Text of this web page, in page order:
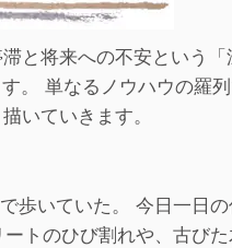
と将来への不安という
。 単なるノウハウの羅
いていきます。
歩いていた。 今日一日
トのひび割れや、古びた